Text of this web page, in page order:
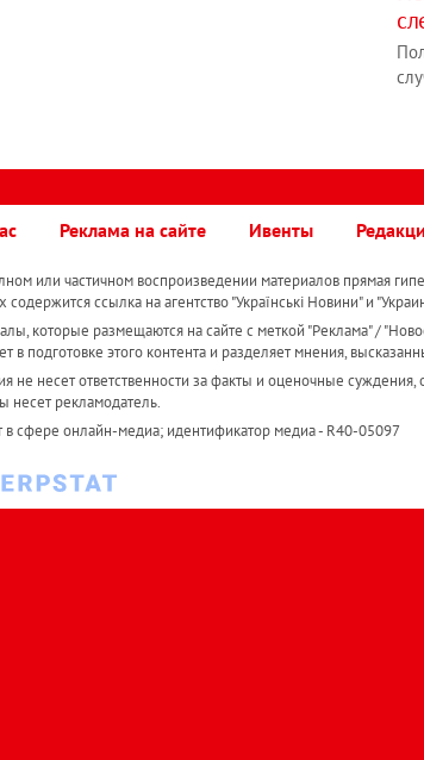
Реклама на сайте Ивенты
или частичном воспроизведении материалов прямая
содержится ссылка на агентство "Українськi Новини" и
которые размещаются на сайте с меткой "Реклама" /
в подготовке этого контента и разделяет мнения,
не несет ответственности за факты и оценочные
несет рекламодатель.
в сфере онлайн-медиа; идентификатор медиа - R40-05097